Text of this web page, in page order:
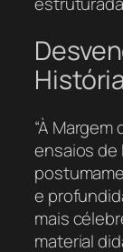
“À
ensaios de
e
mais
material